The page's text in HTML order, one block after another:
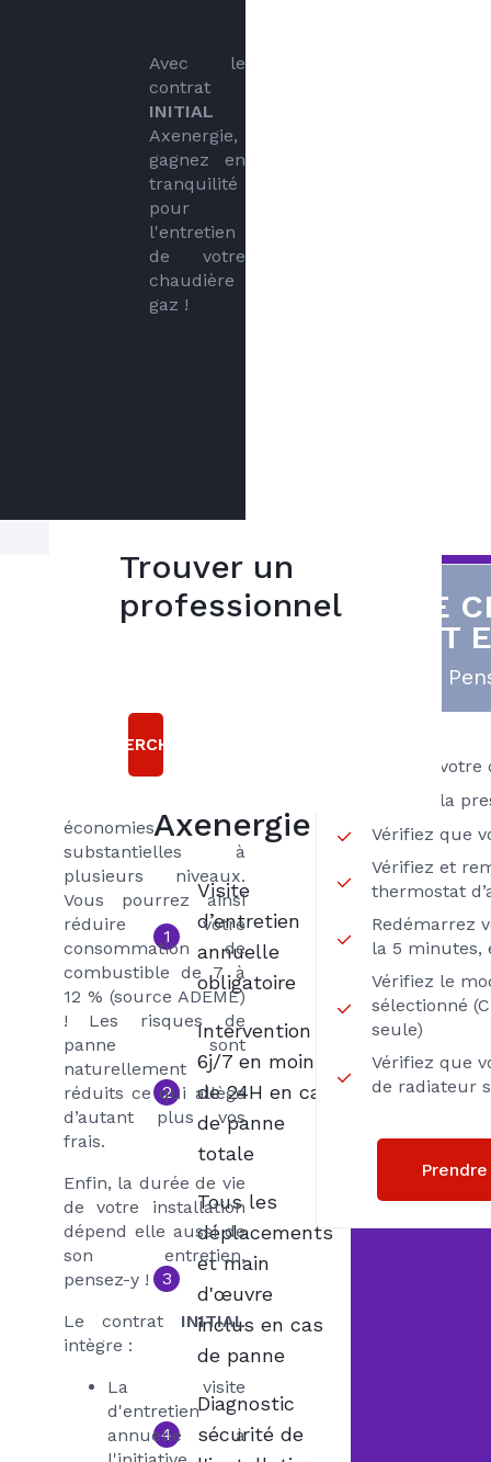
Avec le
INITIAL
Axenergie,
gagnez en
tranquilité
pour
l'entretien
de votre
chaudière
gaz !
Réalisez des
économies
matériel de
chauffage permet de
économies
substantielles à
plusieurs niveaux.
Vous pourrez ainsi
réduire votre
consommation de
combustible de 7 à
12 % (source ADEME)
! Les risques de
panne sont
naturellement
réduits ce qui allège
d’autant plus vos
frais.
Enfin, la durée de vie
de votre installation
dépend elle aussi de
son entretien,
pensez-y !
Le contrat INITIAL
intègre :
La visite
d'entretien
annuelle à
VOTRE
EST
Vérifiez
Vérifiez la
Vérifiez que
Vérifiez et
thermostat
Redémarrez
la 5 minutes,
Vérifiez le
sélectionné
seule)
Vérifiez que
de radiateur
Trouver un
professionnel
RECHERCHER
5
choisir le
contrat
Axenergie
1
Visite
d’entretien
annuelle
obligatoire
2
Intervention
6j/7 en moins
de 24H en cas
de panne
totale
3
Tous les
déplacements
et main
d'œuvre
inclus en cas
de panne
4
Diagnostic
sécurité de